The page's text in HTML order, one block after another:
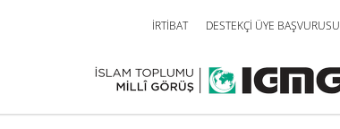
İRTİBAT DESTEKÇİ ÜYE BAŞVURUSU